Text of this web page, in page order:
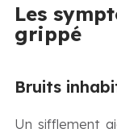
Les
grippé
Bruits
Un sifflement